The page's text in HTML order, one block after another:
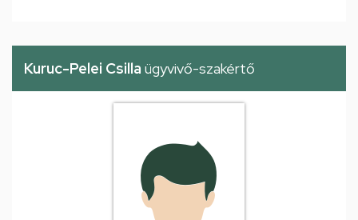
Kuruc-Pelei Csilla ügyvivő-szakértő